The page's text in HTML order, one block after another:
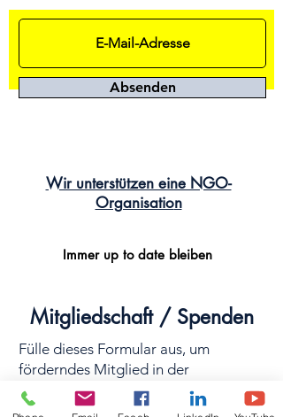
Absenden
Wir unterstützen eine NGO-
Organisation
Immer up to date bleiben
Mitgliedschaft / Spenden
Fülle dieses Formular aus, um
förderndes Mitglied in der
twogether.wien Community zu werden
(Jahresbeitrag 33€; für Studierende